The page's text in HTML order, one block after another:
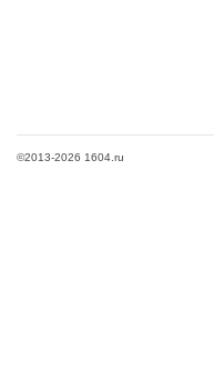
©2013-2026 1604.ru